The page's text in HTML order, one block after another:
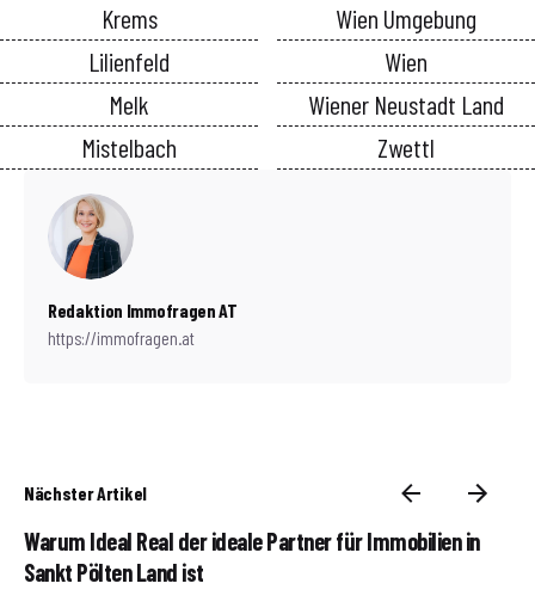
Krems
Lilienfeld
Melk
Mistelbach
Wien Umgebung
Wien
Wiener Neustadt Land
Zwettl
Redaktion Immofragen AT
https://immofragen.at
Nächster Artikel
Warum Ideal Real der ideale Partner für Immobilien in
Sankt Pölten Land ist